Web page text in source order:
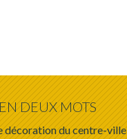
DEUX MOTS
décoration du centre-ville